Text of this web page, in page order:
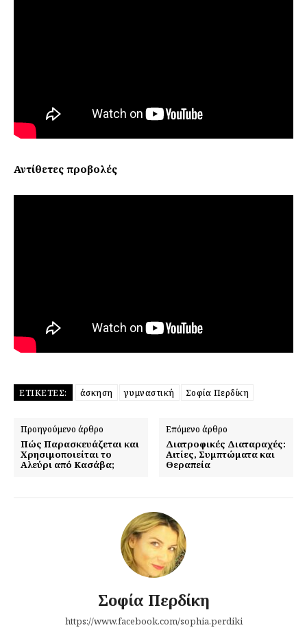
Αντίθετες προβολές
ΕΤΙΚΈΤΕΣ: άσκηση γυμναστική Σοφία Περδίκη
Προηγούμενο άρθρο
Πώς Παρασκευάζεται και
Χρησιμοποιείται το
Αλεύρι από Κασάβα;
Επόμενο άρθρο
Διατροφικές Διαταραχές:
Αιτίες, Συμπτώματα και
Θεραπεία
Σοφία Περδίκη
https://www.facebook.com/sophia.perdiki